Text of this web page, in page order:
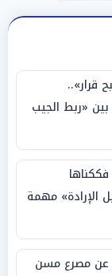
قرار»..
«ربط الجيب
فككناها
الإرادة» مهمة
عن مصرع مسن